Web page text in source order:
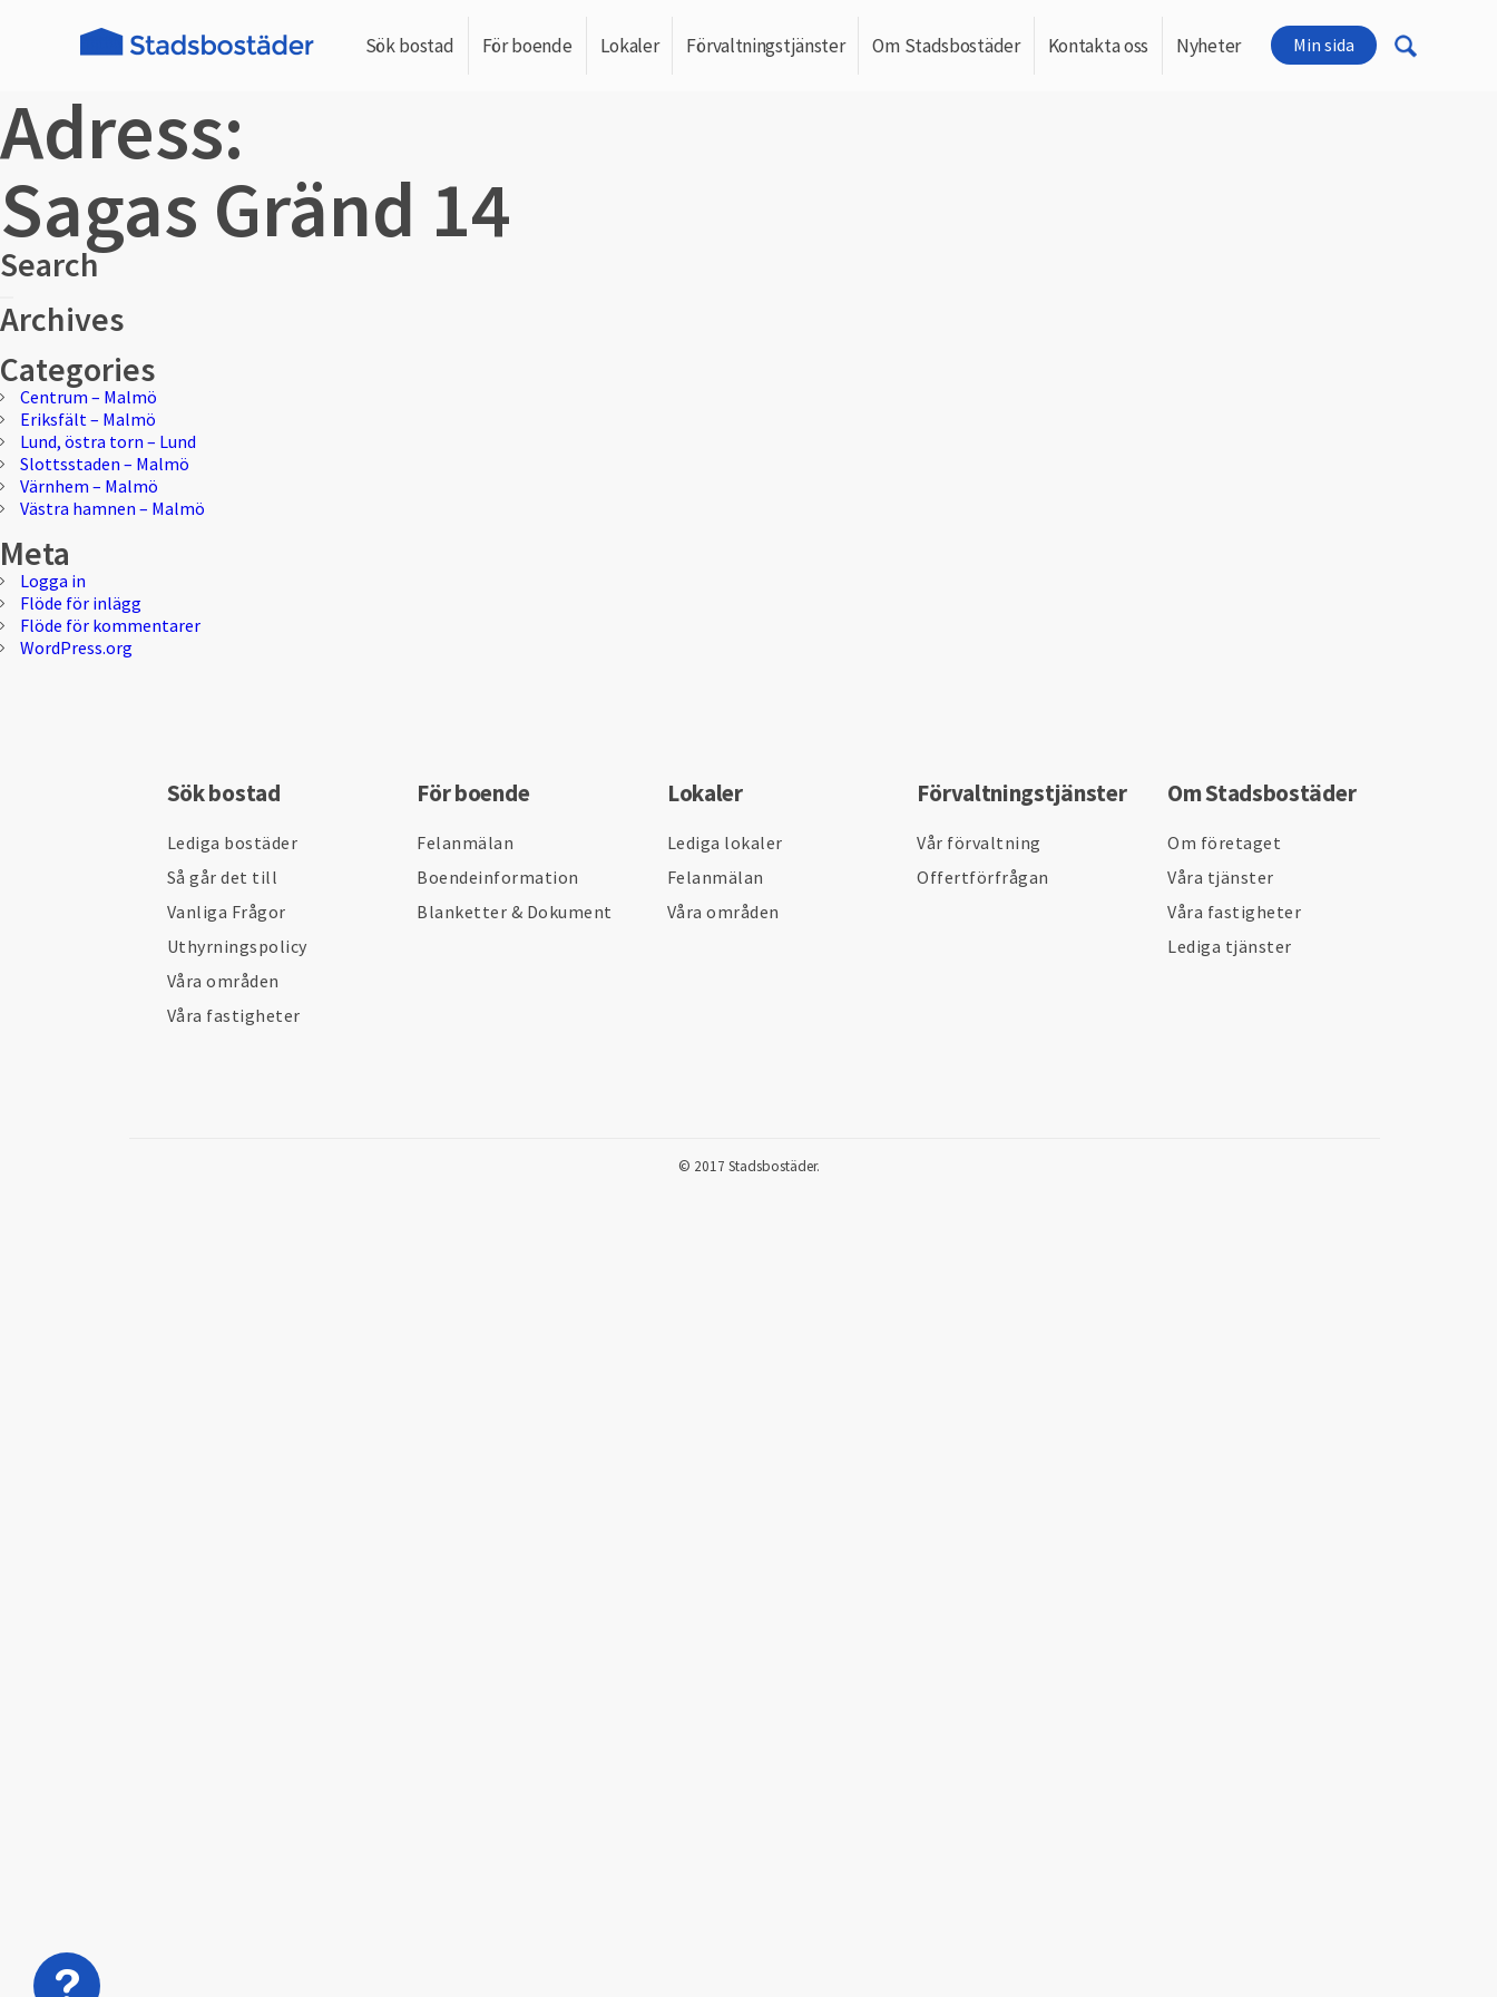
Sök bostad För boende Lokaler Förvaltningstjänster Om Stadsbostäder Kontakta oss Nyheter Min sida
Adress:
Sagas Gränd 14
Search
efter:
Sök
Archives
Categories
Centrum – Malmö
Eriksfält – Malmö
Lund, östra torn – Lund
Slottsstaden – Malmö
Värnhem – Malmö
Västra hamnen – Malmö
Meta
Logga in
Flöde för inlägg
Flöde för kommentarer
WordPress.org
Sök bostad
Lediga bostäder
Så går det till
Vanliga Frågor
Uthyrningspolicy
Våra områden
Våra fastigheter
För boende
Felanmälan
Boendeinformation
Blanketter & Dokument
Lokaler
Lediga lokaler
Felanmälan
Våra områden
Förvaltningstjänster
Vår förvaltning
Offertförfrågan
Om Stadsbostäder
Om företaget
Våra tjänster
Våra fastigheter
Lediga tjänster
© 2017 Stadsbostäder.